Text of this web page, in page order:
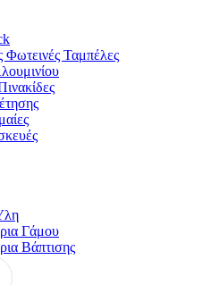
Φωτεινές Ταμπέλες
Γάμου
Βάπτισης